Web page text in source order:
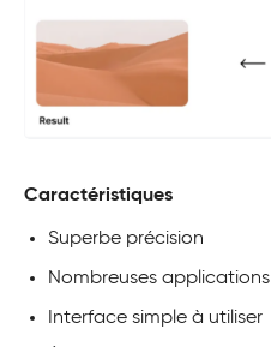
Caractéristiques
Superbe précision
Nombreuses applications
Interface simple à utiliser